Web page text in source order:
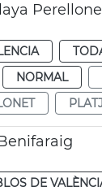
NORMAL
DE